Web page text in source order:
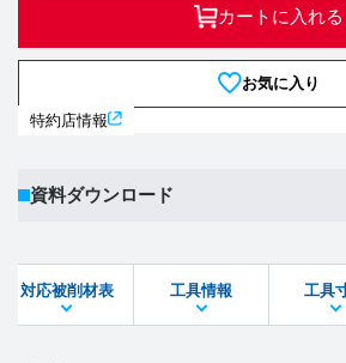
カートに入れる
お気に入り
特約店情報
資料ダウンロード
STEPファイル
対応被削材表 工具情報 工具